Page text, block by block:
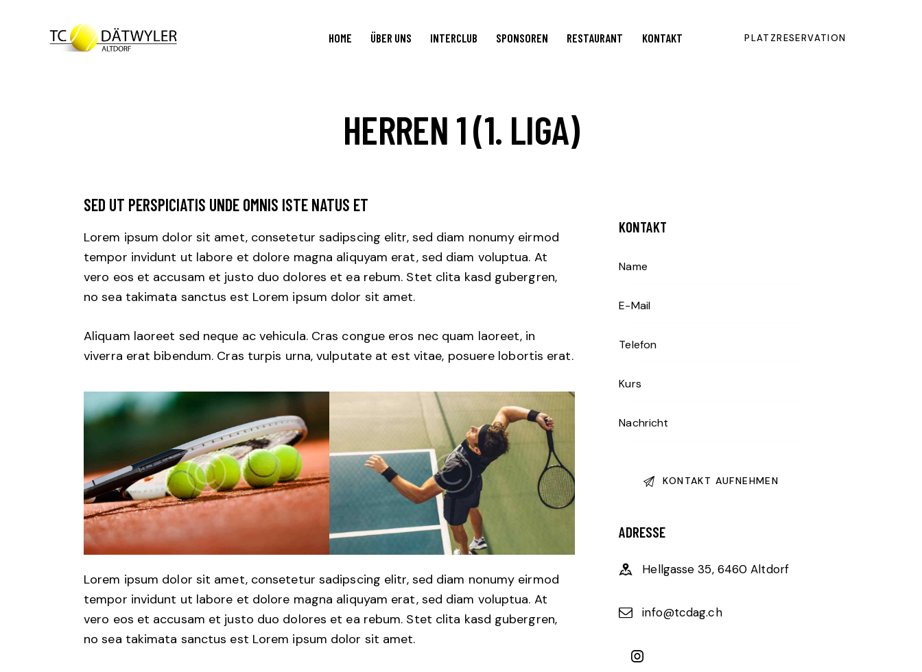
HOME ÜBER UNS INTERCLUB SPONSOREN RESTAURANT KONTAKT PLATZRESERVATION
HERREN 1 (1. LIGA)
SED UT PERSPICIATIS UNDE OMNIS ISTE NATUS ET
Lorem ipsum dolor sit amet, consetetur sadipscing elitr, sed diam nonumy eirmod
tempor invidunt ut labore et dolore magna aliquyam erat, sed diam voluptua. At
vero eos et accusam et justo duo dolores et ea rebum. Stet clita kasd gubergren,
no sea takimata sanctus est Lorem ipsum dolor sit amet.
Aliquam laoreet sed neque ac vehicula. Cras congue eros nec quam laoreet, in
viverra erat bibendum. Cras turpis urna, vulputate at est vitae, posuere lobortis erat.
Lorem ipsum dolor sit amet, consetetur sadipscing elitr, sed diam nonumy eirmod
tempor invidunt ut labore et dolore magna aliquyam erat, sed diam voluptua. At
vero eos et accusam et justo duo dolores et ea rebum. Stet clita kasd gubergren,
no sea takimata sanctus est Lorem ipsum dolor sit amet.
KONTAKT
ADRESSE
Hellgasse 35, 6460 Altdorf
info@tcdag.ch